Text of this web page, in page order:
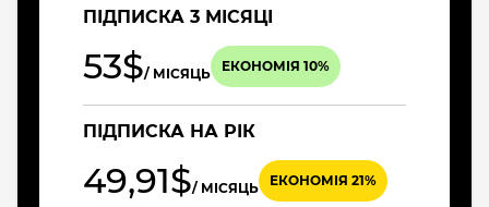
ПІДПИСКА 3 МІСЯЦІ
53$/ МІСЯЦЬ ЕКОНОМІЯ 10%
ПІДПИСКА НА РІК
49,91$/ МІСЯЦЬ ЕКОНОМІЯ 21%